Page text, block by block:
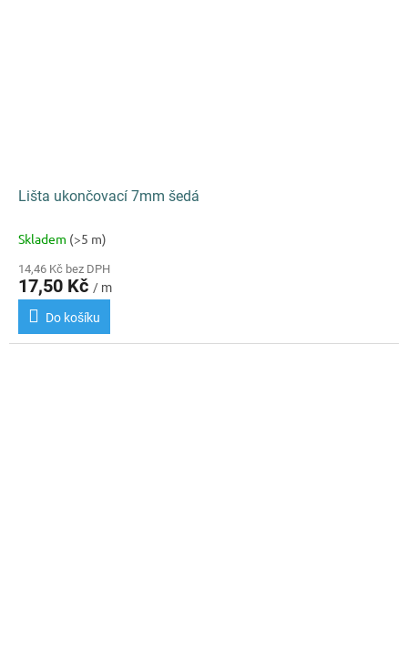
Lišta ukončovací 7mm šedá
Skladem (>5 m)
14,46 Kč bez DPH
17,50 Kč / m
Do košíku